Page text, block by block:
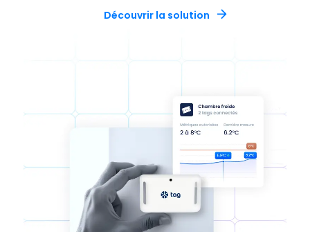
Découvrir la solution